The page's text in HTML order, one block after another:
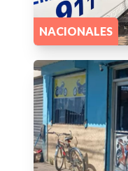
NACIONALES